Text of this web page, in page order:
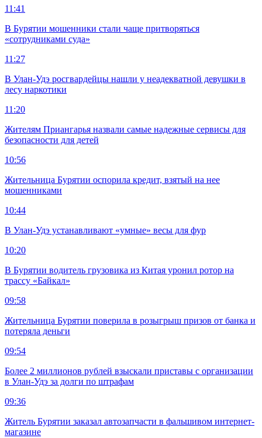
11:41
В Бурятии мошенники стали чаще притворяться
«сотрудниками суда»
11:27
В Улан-Удэ росгвардейцы нашли у неадекватной девушки в
лесу наркотики
11:20
Жителям Приангарья назвали самые надежные сервисы для
безопасности для детей
10:56
Жительница Бурятии оспорила кредит, взятый на нее
мошенниками
10:44
В Улан-Удэ устанавливают «умные» весы для фур
10:20
В Бурятии водитель грузовика из Китая уронил ротор на
трассу «Байкал»
09:58
Жительница Бурятии поверила в розыгрыш призов от банка и
потеряла деньги
09:54
Более 2 миллионов рублей взыскали приставы с организации
в Улан-Удэ за долги по штрафам
09:36
Житель Бурятии заказал автозапчасти в фальшивом интернет-
магазине